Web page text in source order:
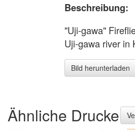
Beschreibung:
"Uji-gawa"
Uji-gawa river in
Bild herunterladen
Ähnliche Drucke